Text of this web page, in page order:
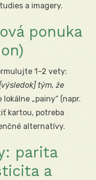
a imagery.
ponuka
1–2 vety:
tým, že
„painy“ (napr.
kartou, potreba
alternatívy.
parita
a